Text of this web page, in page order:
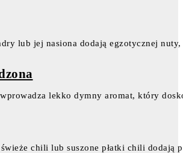
lub jej nasiona dodają egzotycznej
lekko dymny aromat, który
chili lub suszone płatki chili dodają